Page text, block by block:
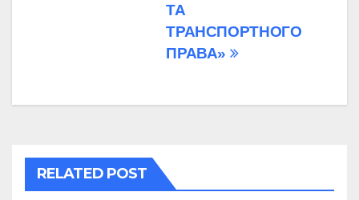
ТА
ТРАНСПОРТНОГО
ПРАВА»
RELATED POST